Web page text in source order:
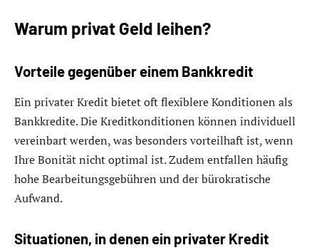
Warum privat Geld leihen?
Vorteile gegenüber einem Bankkredit
Ein privater Kredit bietet oft flexiblere Konditionen als
Bankkredite. Die Kreditkonditionen können individuell
vereinbart werden, was besonders vorteilhaft ist, wenn
Ihre Bonität nicht optimal ist. Zudem entfallen häufig
hohe Bearbeitungsgebühren und der bürokratische
Aufwand.
Situationen, in denen ein privater Kredit